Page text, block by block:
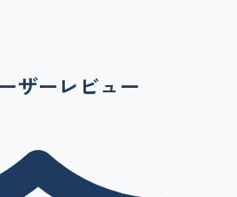
ザーレビュー